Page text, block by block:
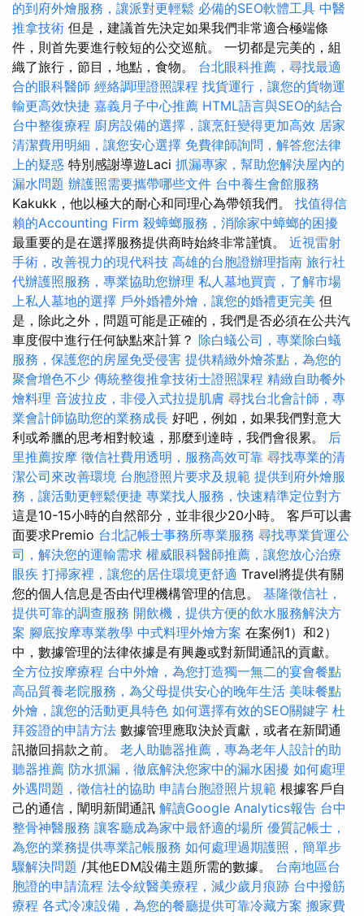
的到府外燴服務，讓派對更輕鬆 必備的SEO軟體工具 中醫
推拿技術 但是，建議首先決定如果我們非常適合極端條
件，則首先要進行較短的公交巡航。 一切都是完美的，組
織了旅行，節目，地點，食物。 台北眼科推薦，尋找最適
合的眼科醫師 經絡調理證照課程 找貨運行，讓您的貨物運
輸更高效快捷 嘉義月子中心推薦 HTML語言與SEO的結合
台中整復療程 廚房設備的選擇，讓烹飪變得更加高效 居家
清潔費用明細，讓您安心選擇 免費律師詢問，解答您法律
上的疑惑 特別感謝導遊Laci 抓漏專家，幫助您解決屋內的
漏水問題 辦護照需要攜帶哪些文件 台中養生會館服務
Kakukk，他以極大的耐心和同理心為帶領我們。 找值得信
賴的Accounting Firm 殺蟑螂服務，消除家中蟑螂的困擾
最重要的是在選擇服務提供商時始終非常謹慎。 近視雷射
手術，改善視力的現代科技 高雄的台胞證辦理指南 旅行社
代辦護照服務，專業協助您辦理 私人墓地買賣，了解市場
上私人墓地的選擇 戶外婚禮外燴，讓您的婚禮更完美 但
是，除此之外，問題可能是正確的，我們是否必須在公共汽
車度假中進行任何缺點來計算？ 除白蟻公司，專業除白蟻
服務，保護您的房屋免受侵害 提供精緻外燴茶點，為您的
聚會增色不少 傳統整復推拿技術士證照課程 精緻自助餐外
燴料理 音波拉皮，非侵入式拉提肌膚 尋找台北會計師，專
業會計師協助您的業務成長 好吧，例如，如果我們對意大
利或希臘的思考相對較遠，那麼到達時，我們會很累。 后
里推薦按摩 徵信社費用透明，服務高效可靠 尋找專業的清
潔公司來改善環境 台胞證照片要求及規範 提供到府外燴服
務，讓活動更輕鬆便捷 專業找人服務，快速精準定位對方
這是10-15小時的自然部分，並非很少20小時。 客戶可以書
面要求Premio 台北記帳士事務所專業服務 尋找專業貨運公
司，解決您的運輸需求 權威眼科醫師推薦，讓您放心治療
眼疾 打掃家裡，讓您的居住環境更舒適 Travel將提供有關
您的個人信息是否由代理機構管理的信息。 基隆徵信社，
提供可靠的調查服務 開飲機，提供方便的飲水服務解決方
案 腳底按摩專業教學 中式料理外燴方案 在案例1）和2）
中，數據管理的法律依據是有興趣或對新聞通訊的貢獻。
全方位按摩療程 台中外燴，為您打造獨一無二的宴會餐點
高品質養老院服務，為父母提供安心的晚年生活 美味餐點
外燴，讓您的活動更具特色 如何選擇有效的SEO關鍵字 杜
拜簽證的申請方法 數據管理應取決於貢獻，或者在新聞通
訊撤回捐款之前。 老人助聽器推薦，專為老年人設計的助
聽器推薦 防水抓漏，徹底解決您家中的漏水困擾 如何處理
外遇問題，徵信社的協助 申請台胞證照片規範 根據客戶自
己的通信，闡明新聞通訊 解讀Google Analytics報告 台中
整骨神醫服務 讓客廳成為家中最舒適的場所 優質記帳士，
為您的業務提供專業記帳服務 如何處理過期護照，簡單步
驟解決問題 /其他EDM設備主題所需的數據。 台南地區台
胞證的申請流程 法令紋醫美療程，減少歲月痕跡 台中撥筋
療程 各式冷凍設備，為您的餐廳提供可靠冷藏方案 搬家費